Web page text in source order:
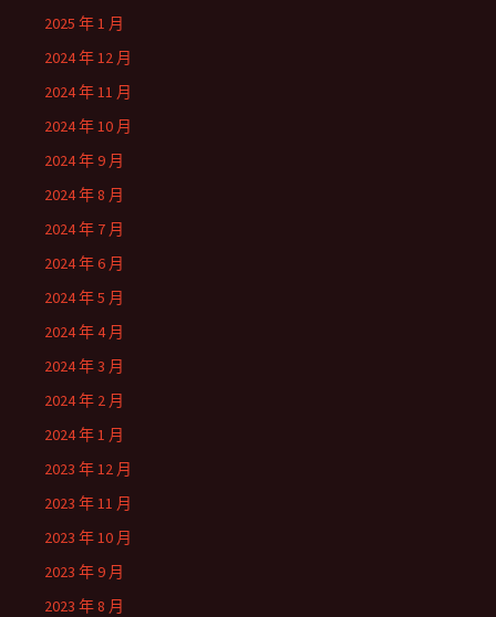
2025 年 1 月
2024 年 12 月
2024 年 11 月
2024 年 10 月
2024 年 9 月
2024 年 8 月
2024 年 7 月
2024 年 6 月
2024 年 5 月
2024 年 4 月
2024 年 3 月
2024 年 2 月
2024 年 1 月
2023 年 12 月
2023 年 11 月
2023 年 10 月
2023 年 9 月
2023 年 8 月